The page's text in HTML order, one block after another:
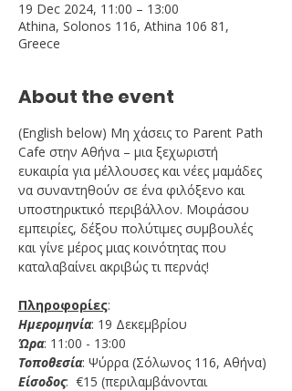
19 Dec 2024, 11:00 – 13:00
Athina, Solonos 116, Athina 106 81,
Greece
About the event
(English below) Μη χάσεις το Parent Path
Cafe στην Αθήνα – μια ξεχωριστή
ευκαιρία για μέλλουσες και νέες μαμάδες
να συναντηθούν σε ένα φιλόξενο και
υποστηρικτικό περιβάλλον. Μοιράσου
εμπειρίες, δέξου πολύτιμες συμβουλές
και γίνε μέρος μιας κοινότητας που
καταλαβαίνει ακριβώς τι περνάς!
Πληροφορίες:
Ημερομηνία: 19 Δεκεμβρίου
Ώρα: 11:00 - 13:00
Τοποθεσία: Ψύρρα (Σόλωνος 116, Αθήνα)
Είσοδος:  €15 (περιλαμβάνονται